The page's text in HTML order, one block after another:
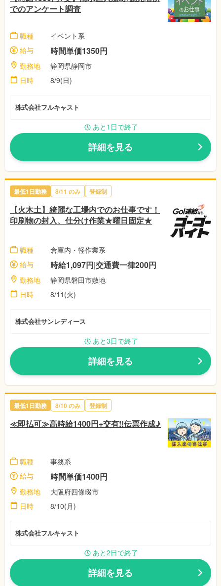
でのアンケート調査
職種
イベント系
給与
時間単価1350円
勤務地
静岡県静岡市
日時
8/9(日)
株式会社フルキャスト
あと1日で終了
詳細を見る
最低1日勤務 8/11 のみ 登録制
【火木土】綺麗な工場内でのお仕事です！
印刷物の封入、仕分け作業★曜日固定★
職種
倉庫内・軽作業系
給与
時給1,097円|交通費一律200円
勤務地
静岡県磐田市敷地
日時
8/11(火)
株式会社サンレディース
あと3日で終了
詳細を見る
最低1日勤務 8/10のみ 登録制
≪即払可≫高時給1400円+交有!!伝票作成♪
職種
事務系
給与
時間単価1400円
勤務地
大阪府四條畷市
日時
8/10(月)
株式会社フルキャスト
あと2日で終了
詳細を見る